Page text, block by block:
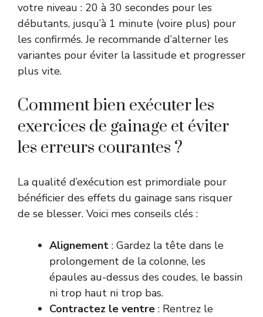
votre niveau : 20 à 30 secondes pour les
débutants, jusqu’à 1 minute (voire plus) pour
les confirmés. Je recommande d’alterner les
variantes pour éviter la lassitude et progresser
plus vite.
Comment bien exécuter les
exercices de gainage et éviter
les erreurs courantes ?
La qualité d’exécution est primordiale pour
bénéficier des effets du gainage sans risquer
de se blesser. Voici mes conseils clés :
Alignement : Gardez la tête dans le
prolongement de la colonne, les
épaules au-dessus des coudes, le bassin
ni trop haut ni trop bas.
Contractez le ventre : Rentrez le